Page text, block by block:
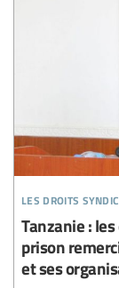
les droits
Tanzanie :
prison
et ses